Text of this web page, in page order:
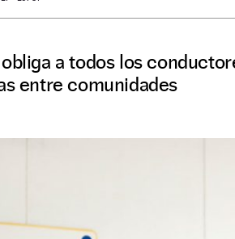
a todos los
entre comunidades